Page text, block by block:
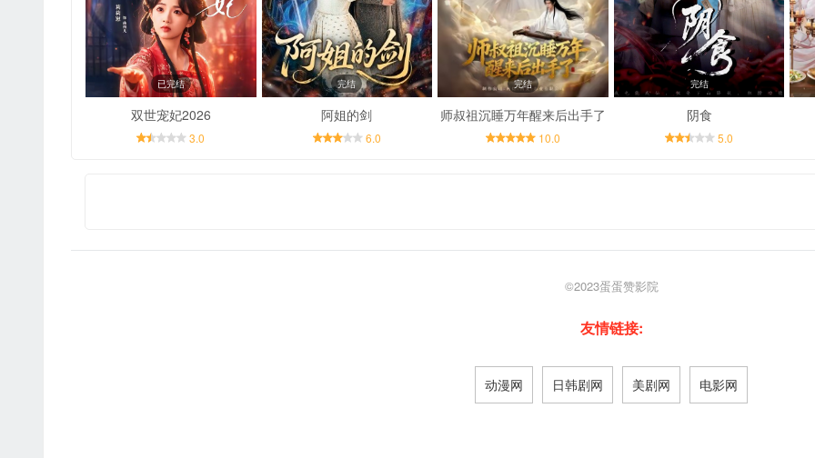
已完结
双世宠妃2026
3.0
完结
阿姐的剑
6.0
完结
师叔祖沉睡万年醒来后出手了
10.0
完结
阴食
5.0
©2023蛋蛋赞影院
友情链接:
动漫网 日韩剧网 美剧网 电影网